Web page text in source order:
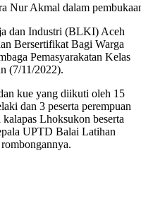
Akmal dalam
dan Industri (BLKI) Aceh
Bersertifikat Bagi Warga
Pemasyarakatan Kelas
(7/11/2022).
kue yang diikuti oleh 15
dan 3 peserta perempuan
Lhoksukon beserta
UPTD Balai Latihan